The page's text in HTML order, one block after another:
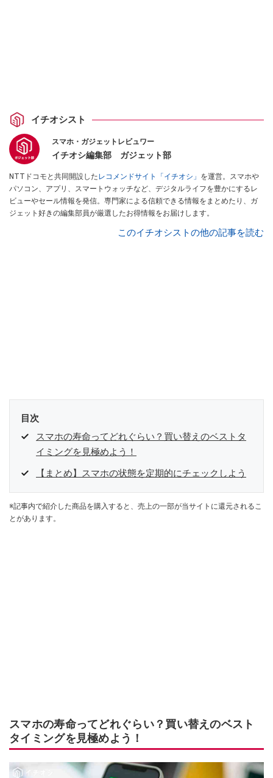
イチオシスト
スマホ・ガジェットレビュワー
イチオシ編集部 ガジェット部
NTTドコモと共同開設したレコメンドサイト「イチオシ」 を運営。スマホや
パソコン、アプリ、スマートウォッチなど、デジタルライフを豊かにするレ
ビューやセール情報を発信。専門家による信頼できる情報をまとめたり、ガ
ジェット好きの編集部員が厳選したお得情報をお届けします。
このイチオシストの他の記事を読む
目次
スマホの寿命ってどれぐらい？買い替えのベストタ
イミングを見極めよう！
【まとめ】スマホの状態を定期的にチェックしよう
※記事内で紹介した商品を購入すると、売上の一部が当サイトに還元されるこ
とがあります。
スマホの寿命ってどれぐらい？買い替えのベスト
タイミングを見極めよう！